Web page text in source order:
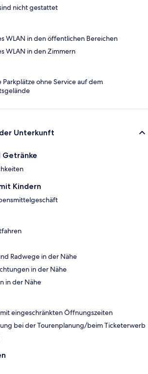
nicht gestattet
WLAN in den öffentlichen Bereichen
WLAN in den Zimmern
Parkplätze ohne Service auf dem
Unterkunft
Getränke
Kindern
Radwege in der Nähe
in der Nähe
in der Nähe
eingeschränkten Öffnungszeiten
bei der Tourenplanung/beim Ticketerwerb